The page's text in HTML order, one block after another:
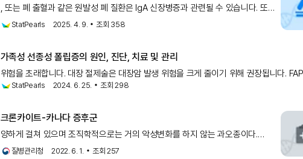
, 또는 폐 출혈과 같은 원발성 폐 질환은 IgA 신장병증과 관련될 수 있습니다. 또한,
골수증식성 질환, 위암, 폐암, 신세포암, 그리고 다른 악성 종양과 같은 종양학적
StatPearls 2025. 4. 9. 조회 358
가족성 선종성 폴립증의 원인, 진단, 치료 및 관리
위험을 초래합니다. 대장 절제술은 대장암 발생 위험을 크게 줄이기 위해 권장됩니다.
가진 개인은 위암 및 십이지장 선암, 간모세포종 및 데스모이드 종양과 같은 다른 악성 종
StatPearls 2024. 6. 25. 조회298
크론카이트-카나다 증후군
양하게 걸쳐 있으며 조직학적으로는 거의 악성변화를 하지 않는 과오종이다.
하지만 13%의 환자에서 대장암과 위암이 발생하였다는 보고가 있다. 설사는
질병관리청 2022. 6. 1. 조회 257